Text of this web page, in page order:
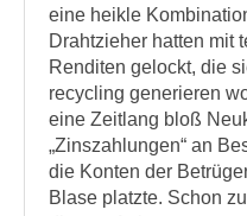
eine heikle
Drahtzieher hatten mit
Renditen gelockt, die
recycling generieren
eine Zeitlang bloß
„Zinszahlungen“ an
die Konten der
Blase platzte. Schon